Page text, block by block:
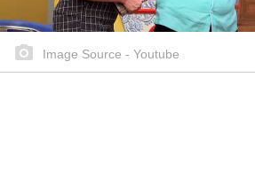
Image Source - Youtube